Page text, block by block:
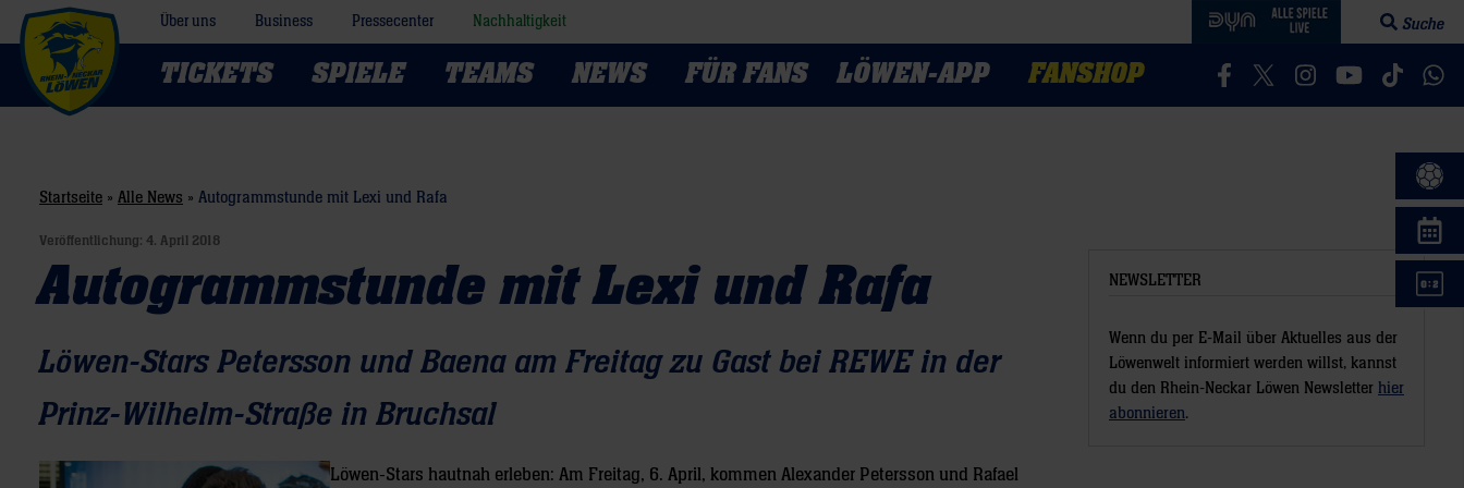
Über uns Business Pressecenter Nachhaltigkeit
Suchfeld
Suche
TICKETS SPIELE TEAMS NEWS FÜR FANS LÖWEN-APP FANSHOP Besucht uns auf Facebook
Besucht uns auf Twitter
Besucht uns auf
Besucht uns
Besucht
Startseite » Alle News » Autogrammstunde mit Lexi und Rafa
Veröffentlichung: 4. April 2018
Autogrammstunde mit Lexi und Rafa
Löwen-Stars Petersson und Baena am Freitag zu Gast bei REWE in der
Prinz-Wilhelm-Straße in Bruchsal
Löwen-Stars hautnah erleben: Am Freitag, 6. April, kommen Alexander Petersson und Rafael
NEWSLETTER
Wenn du per E-Mail über Aktuelles aus der
Löwenwelt informiert werden willst, kannst
du den Rhein-Neckar Löwen Newsletter hier
abonnieren.